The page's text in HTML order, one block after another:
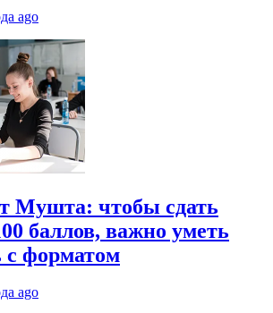
ago
Мушта: чтобы сдать
баллов, важно уметь
с форматом
ago